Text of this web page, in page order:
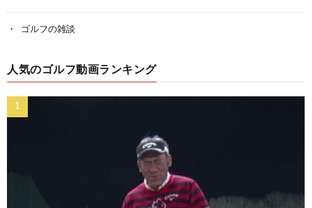
ゴルフの雑談
人気のゴルフ動画ランキング